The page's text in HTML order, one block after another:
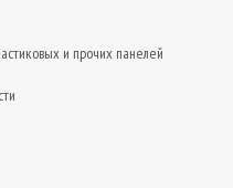
и прочих панелей